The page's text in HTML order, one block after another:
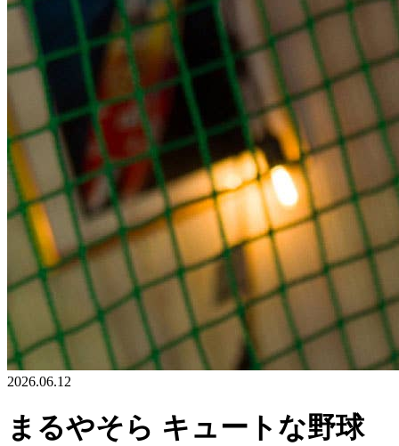
2026.06.12
まるやそら キュートな野球